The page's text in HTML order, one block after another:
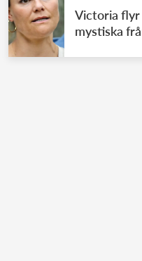
Victoria flyr
mystiska